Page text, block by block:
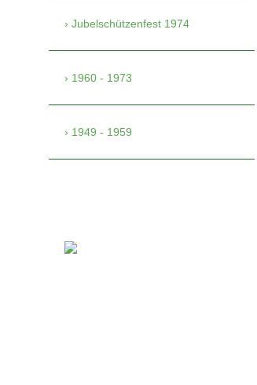
Jubelschützenfest 1974
1960 - 1973
1949 - 1959